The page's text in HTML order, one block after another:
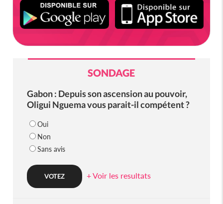
SONDAGE
Gabon : Depuis son ascension au pouvoir,
Oligui Nguema vous parait-il compétent ?
Oui
Non
Sans avis
+ Voir les resultats